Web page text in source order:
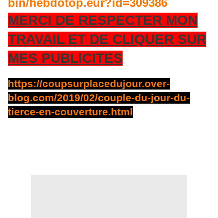
bin/hebdotop.eur?id=309386
MERCI DE RESPECTER MON
TRAVAIL ET DE CLIQUER SUR
MES PUBLICITES
https://coupsurplacedujour.over-
blog.com/2019/02/couple-du-jour-du-
tierce-en-couverture.html